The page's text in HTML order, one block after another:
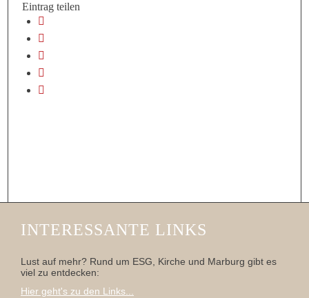
Eintrag teilen
INTERESSANTE LINKS
Lust auf mehr? Rund um ESG, Kirche und Marburg gibt es
viel zu entdecken:
Hier geht's zu den Links...